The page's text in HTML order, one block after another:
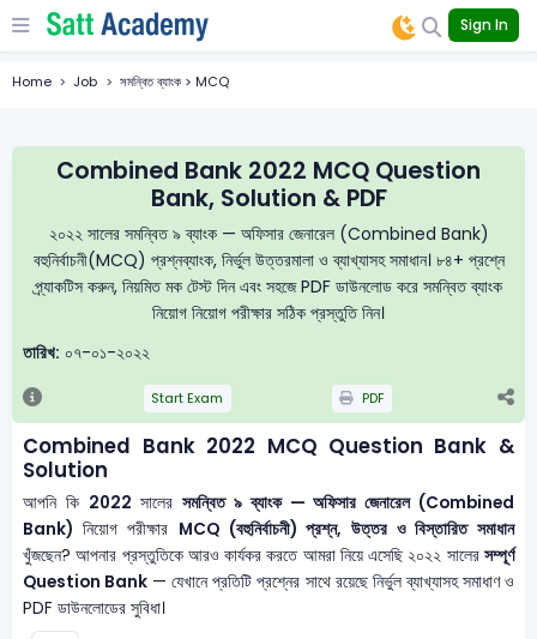
Sign In
Home Job সমন্বিত ব্যাংক > MCQ
Combined Bank 2022 MCQ Question
Bank, Solution & PDF
২০২২ সালের সমন্বিত ৯ ব্যাংক — অফিসার জেনারেল (Combined Bank)
বহুনির্বাচনী(MCQ) প্রশ্নব্যাংক, নির্ভুল উত্তরমালা ও ব্যাখ্যাসহ সমাধান। ৮৪+ প্রশ্নে
প্র্যাকটিস করুন, নিয়মিত মক টেস্ট দিন এবং সহজে PDF ডাউনলোড করে সমন্বিত ব্যাংক
নিয়োগ নিয়োগ পরীক্ষার সঠিক প্রস্তুতি নিন।
তারিখ: ০৭-০১-২০২২
Start Exam PDF
Combined Bank 2022 MCQ Question Bank &
Solution
আপনি কি 2022 সালেরসমন্বিত ৯ ব্যাংক — অফিসার জেনারেল (Combined
Bank) নিয়োগ পরীক্ষার MCQ (বহুনির্বাচনী) প্রশ্ন, উত্তর ও বিস্তারিত সমাধান
খুঁজছেন? আপনার প্রস্তুতিকে আরও কার্যকর করতে আমরা নিয়ে এসেছি ২০২২ সালের সম্পূর্ণ
Question Bank — যেখানে প্রতিটি প্রশ্নের সাথে রয়েছে নির্ভুল ব্যাখ্যাসহ সমাধাণ ও
PDF ডাউনলোডের সুবিধা।